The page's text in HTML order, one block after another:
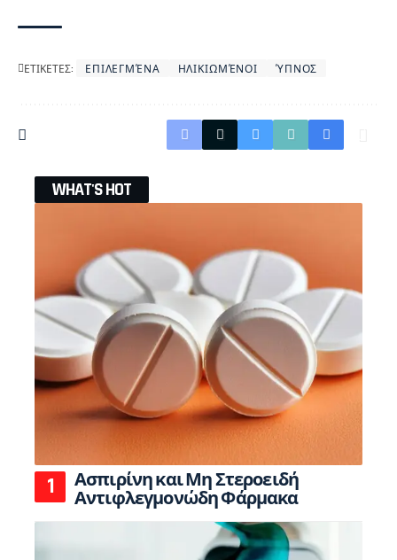
ΕΤΙΚΕΤΕΣ: ΕΠΙΛΕΓΜΈΝΑ ΗΛΙΚΙΩΜΈΝΟΙ ΎΠΝΟΣ
WHAT'S HOT
Ασπιρίνη και Μη Στεροειδή
Αντιφλεγμονώδη Φάρμακα